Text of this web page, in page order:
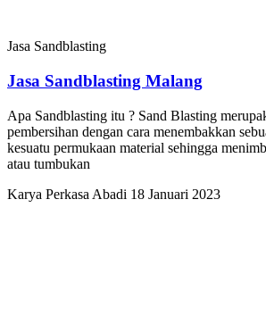
Jasa Sandblasting
Jasa Sandblasting Malang
Apa Sandblasting itu ? Sand Blasting
pembersihan dengan cara menembakkan
kesuatu permukaan material sehingga
atau tumbukan
Karya Perkasa Abadi 18 Januari 2023